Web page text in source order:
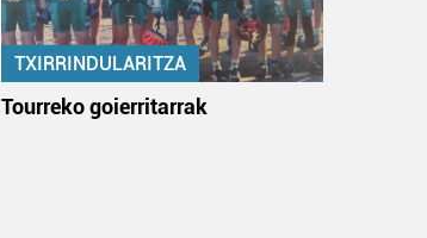
TXIRRINDULARITZA
Tourreko goierritarrak